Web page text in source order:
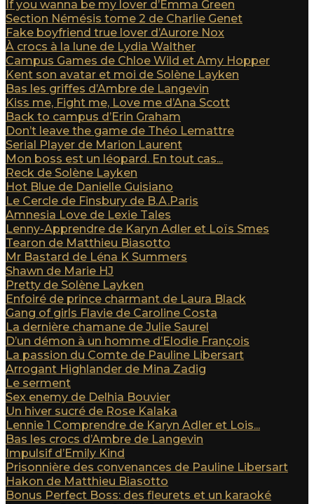
If you wanna be my lover d’Emma Green
Section Némésis tome 2 de Charlie Genet
Fake boyfriend true lover d’Aurore Nox
À crocs à la lune de Lydia Walther
Campus Games de Chloe Wild et Amy Hopper
Kent son avatar et moi de Solène Layken
Bas les griffes d’Ambre de Langevin
Kiss me, Fight me, Love me d’Ana Scott
Back to campus d’Erin Graham
Don’t leave the game de Théo Lemattre
Serial Player de Marion Laurent
Mon boss est un léopard. En tout cas...
Reck de Solène Layken
Hot Blue de Danielle Guisiano
Le Cercle de Finsbury de B.A.Paris
Amnesia Love de Lexie Tales
Lenny-Apprendre de Karyn Adler et Loïs Smes
Tearon de Matthieu Biasotto
Mr Bastard de Léna K Summers
Shawn de Marie HJ
Pretty de Solène Layken
Enfoiré de prince charmant de Laura Black
Gang of girls Flavie de Caroline Costa
La dernière chamane de Julie Saurel
D’un démon à un homme d’Elodie François
La passion du Comte de Pauline Libersart
Arrogant Highlander de Mina Zadig
Le serment
Sex enemy de Delhia Bouvier
Un hiver sucré de Rose Kalaka
Lennie 1 Comprendre de Karyn Adler et Lois...
Bas les crocs d’Ambre de Langevin
Impulsif d’Emily Kind
Prisonnière des convenances de Pauline Libersart
Hakon de Matthieu Biasotto
Bonus Perfect Boss: des fleurets et un karaoké